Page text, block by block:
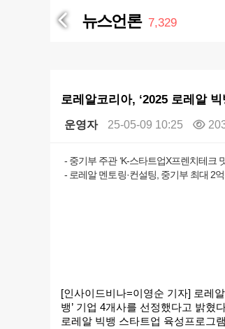
뉴스언론 7,329
로레알코리아, ‘2025 로레알
운영자 25-05-09 10:25
본문
- 중기부 주관 ‘K-스타트업X프렌치테크
- 로레알 멘토링·컨설팅, 중기부 최대 2
[인사이드비나=이영순 기자] 로레
뱅’ 기업 4개사를 선정했다고 밝혔
로레알 빅뱅 스타트업 육성프로그